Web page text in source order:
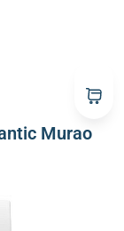
Murao